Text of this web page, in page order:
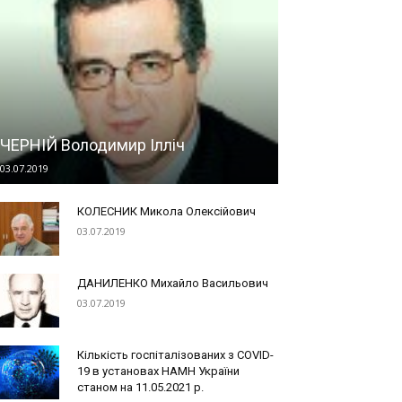
ЧЕРНІЙ Володимир Ілліч
03.07.2019
КОЛЕСНИК Микола Олексійович
03.07.2019
ДАНИЛЕНКО Михайло Васильович
03.07.2019
Кількість госпіталізованих з COVID-
19 в установах НАМН України
станом на 11.05.2021 р.